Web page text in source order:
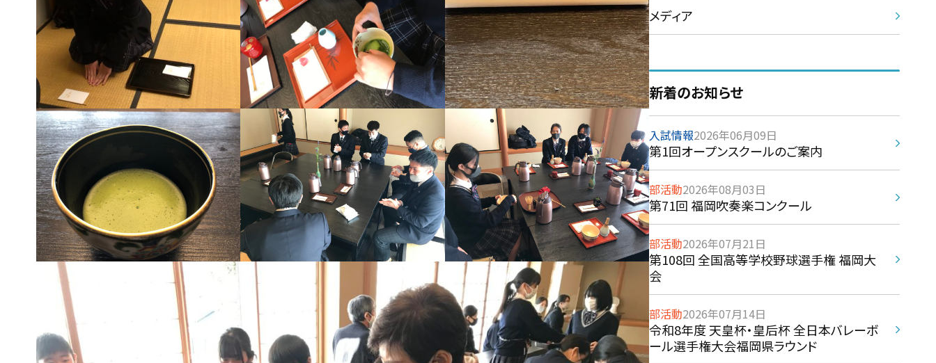
メディア
新着のお知らせ
入試情報2026年06月09日
第1回オープンスクールのご案内
部活動2026年08月03日
第71回 福岡吹奏楽コンクール
部活動2026年07月21日
第108回 全国高等学校野球選手権 福岡大
会
部活動2026年07月14日
令和8年度 天皇杯・皇后杯 全日本バレーボ
ール選手権大会福岡県ラウンド